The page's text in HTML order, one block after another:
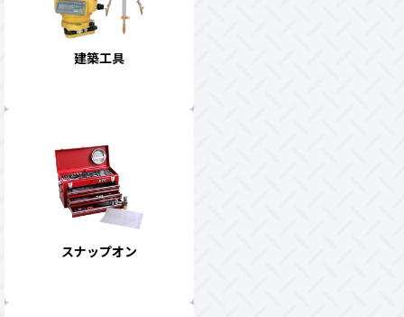
建築工具
スナップオン